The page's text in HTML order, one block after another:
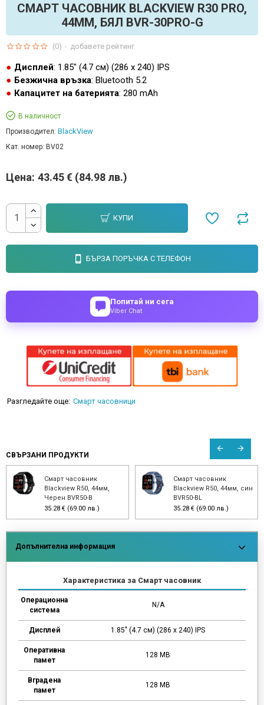
СМАРТ ЧАСОВНИК BLACKVIEW R30 PRO,
44ММ, БЯЛ BVR-30PRO-G
Дисплей: 1.85" (4.7 см) (286 х 240) IPS
Безжична връзка: Bluetooth 5.2
Капацитет на батерията: 280 mAh
В наличност
Производител: BlackView
Кат. номер: BV02
(0) - добавете рейтинг
Цена: 43.45 € (84.98 лв.)
КУПИ
БЪРЗА ПОРЪЧКА С ТЕЛЕФОН
Попитай ни сега
Viber Chat
Разгледайте още: Смарт часовници
СВЪРЗАНИ ПРОДУКТИ
Смарт часовник
Blackview R50, 44мм,
Черен BVR50-B
35.28 € (69.00 лв.)
Смарт часовник
Blackview R50, 44мм, син
BVR50-BL
35.28 € (69.00 лв.)
Допълнителна информация
Характеристика за Смарт часовник
Операционна
система
N/A
Дисплей 1.85" (4.7 см) (286 х 240) IPS
Оперативна
памет
128 MB
Вградена
памет
128 MB